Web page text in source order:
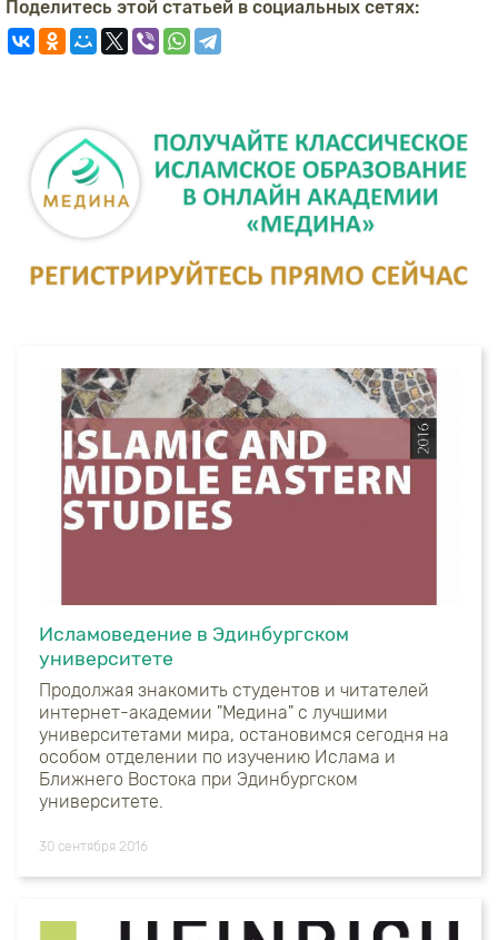
Поделитесь этой статьей в социальных сетях:
Исламоведение в Эдинбургском
университете
Продолжая знакомить студентов и читателей
интернет-академии "Медина" с лучшими
университетами мира, остановимся сегодня на
особом отделении по изучению Ислама и
Ближнего Востока при Эдинбургском
университете.
30 сентября 2016